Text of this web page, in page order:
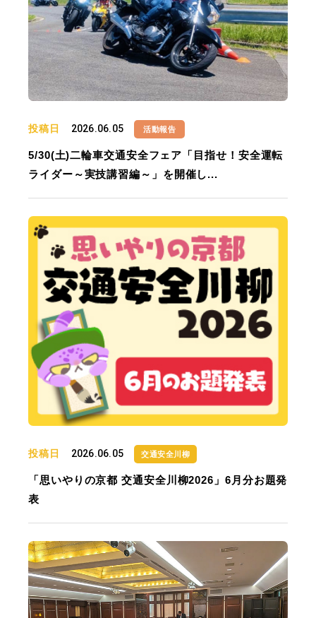
投稿日 2026.06.05 活動報告
5/30(土)二輪車交通安全フェア「目指せ！安全運転
ライダー～実技講習編～」を開催し...
投稿日 2026.06.05 交通安全川柳
「思いやりの京都 交通安全川柳2026」6月分お題発
表